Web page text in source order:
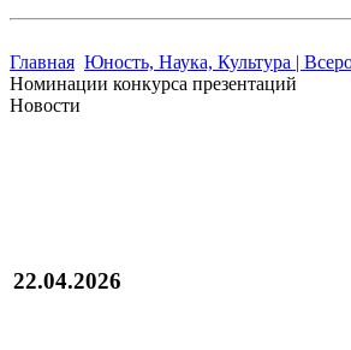
Главная Юность, Наука, Культура |
Номинации конкурса презентаций
Новости
22.04.2026